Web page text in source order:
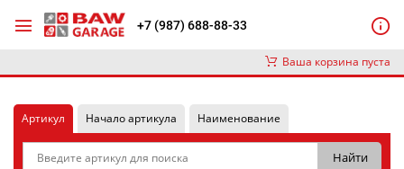
+7 (987) 688-88-33
Ваша корзина пуста
Артикул Начало артикула Наименование